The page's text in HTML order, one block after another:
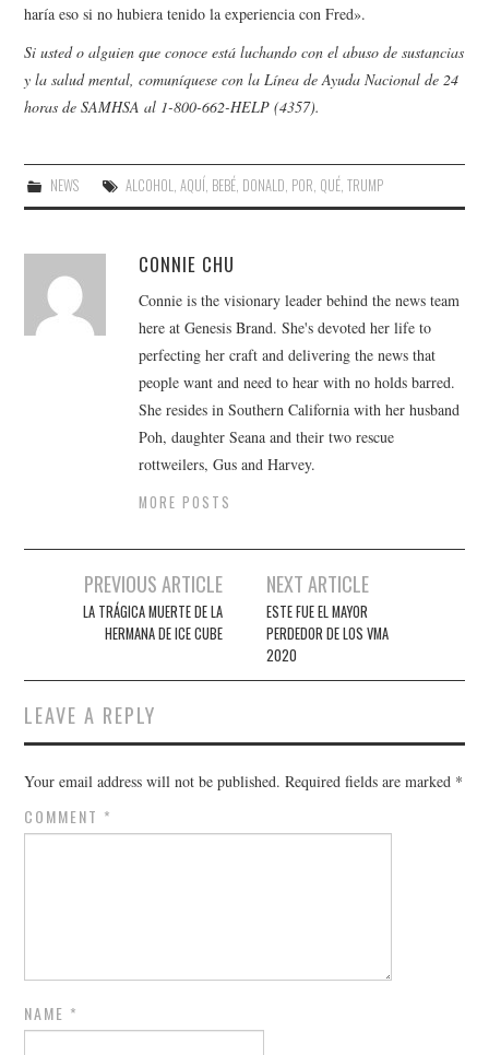
haría eso si no hubiera tenido la experiencia con Fred».
Si usted o alguien que conoce está luchando con el abuso de sustancias
y la salud mental, comuníquese con la Línea de Ayuda Nacional de 24
horas de SAMHSA al 1-800-662-HELP (4357).
NEWS ALCOHOL, AQUÍ, BEBÉ, DONALD, POR, QUÉ, TRUMP
CONNIE CHU
Connie is the visionary leader behind the news team
here at Genesis Brand. She's devoted her life to
perfecting her craft and delivering the news that
people want and need to hear with no holds barred.
She resides in Southern California with her husband
Poh, daughter Seana and their two rescue
rottweilers, Gus and Harvey.
MORE POSTS
navigation
PREVIOUS ARTICLE
LA TRÁGICA MUERTE DE LA
HERMANA DE ICE CUBE
NEXT ARTICLE
ESTE FUE EL MAYOR
PERDEDOR DE LOS VMA
2020
LEAVE A REPLY
Your email address will not be published. Required fields are marked *
COMMENT *
NAME *